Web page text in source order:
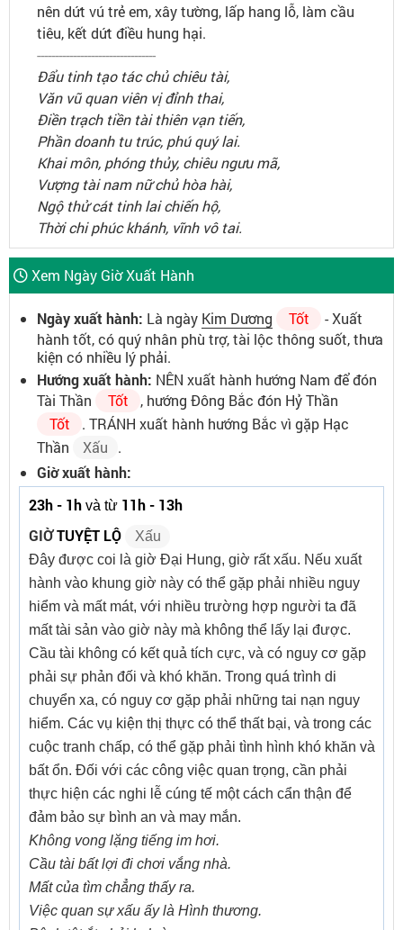
nên dứt vú trẻ em, xây tường, lấp hang lỗ, làm cầu
tiêu, kết dứt điều hung hại.
---------------------------------
Đẩu tinh tạo tác chủ chiêu tài,
Văn vũ quan viên vị đỉnh thai,
Điền trạch tiền tài thiên vạn tiến,
Phần doanh tu trúc, phú quý lai.
Khai môn, phóng thủy, chiêu ngưu mã,
Vượng tài nam nữ chủ hòa hài,
Ngộ thử cát tinh lai chiến hộ,
Thời chi phúc khánh, vĩnh vô tai.
Xem Ngày Giờ Xuất Hành
Ngày xuất hành: Là ngày Kim Dương Tốt
- Xuất
hành tốt, có quý nhân phù trợ, tài lộc thông suốt, thưa
kiện có nhiều lý phải.
Hướng xuất hành: NÊN xuất hành hướng Nam để đón
Tài Thần
Tốt
, hướng Đông Bắc đón Hỷ Thần
Tốt
. TRÁNH xuất hành hướng Bắc vì gặp Hạc
Thần
Xấu
.
Giờ xuất hành:
23h - 1h và từ 11h - 13h
GIỜTUYỆT LỘ
Xấu
Đây được coi là giờ Đại Hung, giờ rất xấu. Nếu xuất
hành vào khung giờ này có thể gặp phải nhiều nguy
hiểm và mất mát, với nhiều trường hợp người ta đã
mất tài sản vào giờ này mà không thể lấy lại được.
Cầu tài không có kết quả tích cực, và có nguy cơ gặp
phải sự phản đối và khó khăn. Trong quá trình di
chuyển xa, có nguy cơ gặp phải những tai nạn nguy
hiểm. Các vụ kiện thị thực có thể thất bại, và trong các
cuộc tranh chấp, có thể gặp phải tình hình khó khăn và
bất ổn. Đối với các công việc quan trọng, cần phải
thực hiện các nghi lễ cúng tế một cách cẩn thận để
đảm bảo sự bình an và may mắn.
Không vong lặng tiếng im hơi.
Cầu tài bất lợi đi chơi vắng nhà.
Mất của tìm chẳng thấy ra.
Việc quan sự xấu ấy là Hình thương.